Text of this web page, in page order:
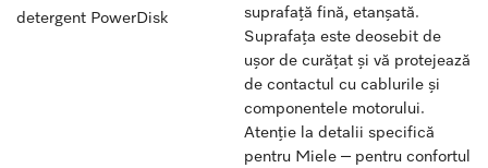
suprafață fină, etanșată.
Suprafața este deosebit de
ușor de curățat și vă protejează
de contactul cu cablurile și
componentele motorului.
Atenție la detalii specifică
pentru Miele – pentru confortul